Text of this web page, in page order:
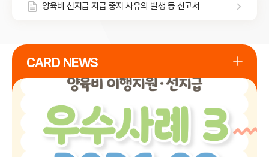
양육비 선지급 지급 중지 사유의 발생 등 신고서
CARD NEWS